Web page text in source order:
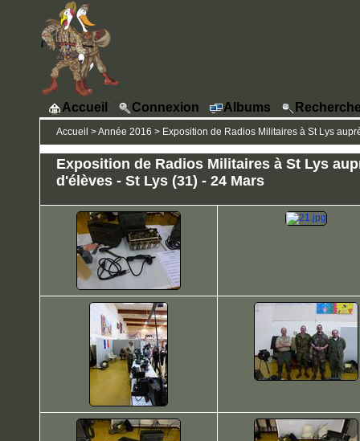
Accueil Connexion Albums
Accueil >Année 2016 > Exposition de Radios Militaires à St Lys
Exposition de Radios Militaires à St Lys
d'élèves - St Lys (31) - 24 Mars